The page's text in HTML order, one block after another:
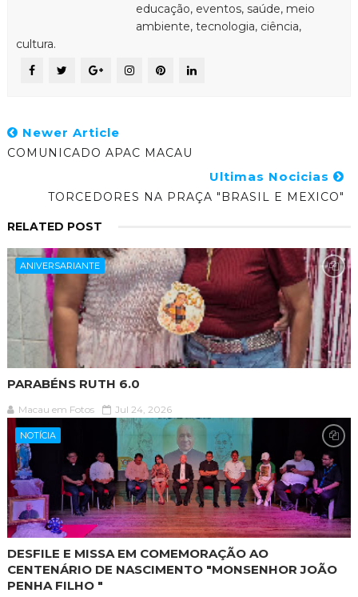
educação, eventos, saúde, meio
ambiente, tecnologia, ciência,
cultura.
Newer Article
COMUNICADO APAC MACAU
Ultimas Nocicias
TORCEDORES NA PRAÇA "BRASIL E MEXICO"
RELATED POST
ANIVERSARIANTE
PARABÉNS RUTH 6.0
Macau em Fotos Jul 24, 2026
NOTÍCIA
DESFILE E MISSA EM COMEMORAÇÃO AO
CENTENÁRIO DE NASCIMENTO "MONSENHOR JOÃO
PENHA FILHO "